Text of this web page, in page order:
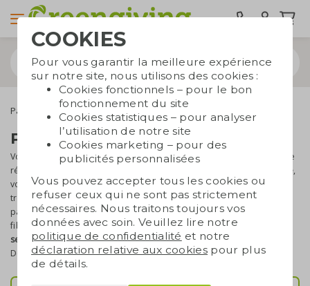
Papier ensemencé
Papier ensemencé personnalisé
Vous recherchez unsupport de communication durable
qui marque
réellement l'esprit de vos partenaires ? Avec le
papier ensemencé,
vous ne distribuez pas un simple flyer, mais un cadeau qui se
transforme en fleurs, en herbes aromatiques ou en légumes. Ce
papier biodégradable contient des graines entre deux couches de
fibres naturelles. Disponible enplusieurs formats et variétés de
semences, il incarne parfaitement vos engagements RSE.
Découvrez comment donner une seconde vie à vos messages.
COOKIES
Pour vous garantir la meilleure expérience
sur notre site, nous utilisons des cookies :
Cookies fonctionnels – pour le bon
fonctionnement du site
Cookies statistiques – pour analyser
l’utilisation de notre site
Cookies marketing – pour des
publicités personnalisées
Vous pouvez accepter tous les cookies ou
refuser ceux qui ne sont pas strictement
nécessaires. Nous traitons toujours vos
données avec soin. Veuillez lire notre
politique de confidentialité et notre
déclaration relative aux cookies pour plus
de détails.